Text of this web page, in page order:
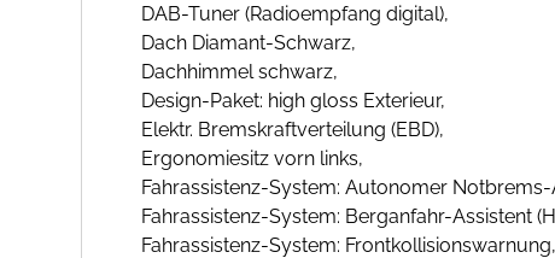
DAB-Tuner (Radioempfang digital),
Dach Diamant-Schwarz,
Dachhimmel schwarz,
Design-Paket: high gloss Exterieur,
Elektr. Bremskraftverteilung (EBD),
Ergonomiesitz vorn links,
Fahrassistenz-System: Autonomer
Fahrassistenz-System: Berganfahr-Assistent
Fahrassistenz-System: Frontkollisionswarnung,